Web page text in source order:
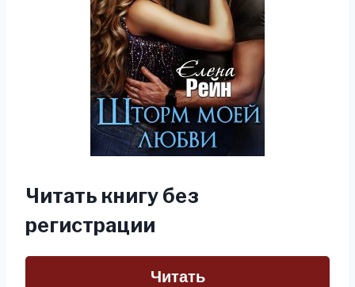
Читать книгу без
регистрации
Читать